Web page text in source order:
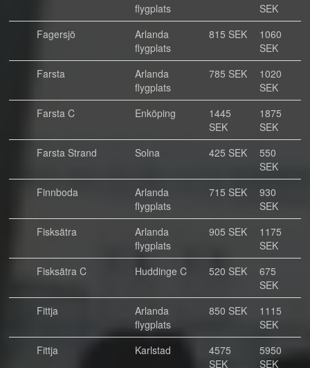
flygplats
SEK
Fagersjö
Arlanda
flygplats
815 SEK
1060
SEK
Farsta
Arlanda
flygplats
785 SEK
1020
SEK
Farsta C
Enköping
1445
SEK
1875
SEK
Farsta Strand
Solna 425 SEK
550
SEK
Finnboda
Arlanda
flygplats
715 SEK
930
SEK
Fisksätra
Arlanda
flygplats
905 SEK
1175
SEK
Fisksätra C
Huddinge C 520 SEK
675
SEK
Fittja
Arlanda
flygplats
850 SEK
1115
SEK
Fittja
Karlstad
4575
SEK
5950
SEK